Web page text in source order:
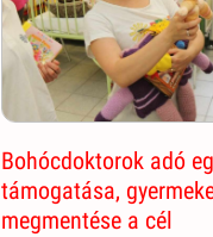
Bohócdoktorok adó
támogatása,
megmentése a cél